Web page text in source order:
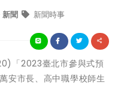
新聞 新聞時事
「2023臺北市參與式預
安市長、高中職學校師生